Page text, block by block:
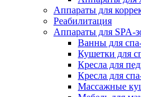
Аппараты для
Реабилитация
Аппараты для SPA-
Ванны для
Кушетки для
Кресла для
Кресла для
Массажные